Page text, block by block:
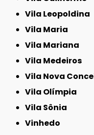
Vila Leopoldina
Vila Maria
Vila Mariana
Vila Medeiros
Vila Nova
Vila Olímpia
Vila Sônia
Vinhedo